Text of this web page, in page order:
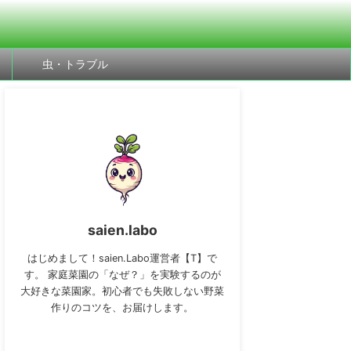
虫・トラブル
saien.labo
はじめまして！saien.Labo運営者【T】で
す。 家庭菜園の「なぜ？」を実験するのが
大好きな菜園家。初心者でも失敗しない野菜
作りのコツを、お届けします。